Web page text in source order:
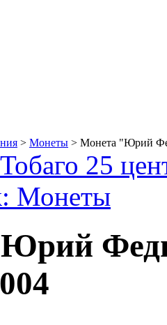
> Монеты > Монета "Юрий
25
Монеты